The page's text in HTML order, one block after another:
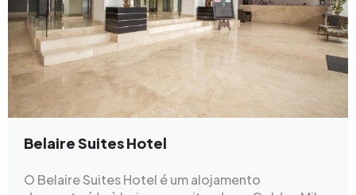
Belaire Suites Hotel
O Belaire Suites Hotel é um alojamento